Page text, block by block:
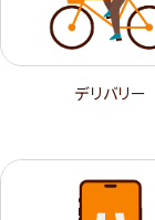
デリバリー